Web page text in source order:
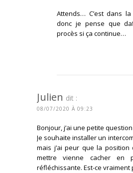
Attends… C’est dans
donc je pense que
procès si ça continue…
Julien dit :
08/07/2020 À 09:23
Bonjour, j’ai une petite question
Je souhaite installer un
mais j’ai peur que la
mettre vienne cacher en
réfléchissante. Est-ce vraiment